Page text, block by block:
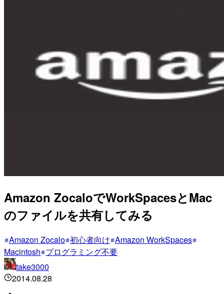
Amazon ZocaloでWorkSpacesとMac
のファイルを共有してみる
Amazon Zocalo 初心者向け Amazon WorkSpaces
Macintosh プログラミング不要
take3000
2014.08.28